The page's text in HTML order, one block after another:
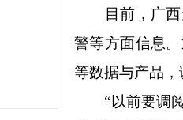
目前，广
警等方面信息
等数据与产品
“以前要调